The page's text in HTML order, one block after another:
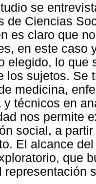
se
de Ciencias
es claro que
en este caso
elegido, lo que
los sujetos. Se
medicina,
y técnicos en
nos permite
social, a
El alcance
que
representación